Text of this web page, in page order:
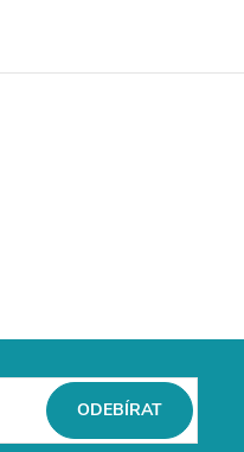
ODEBÍRAT